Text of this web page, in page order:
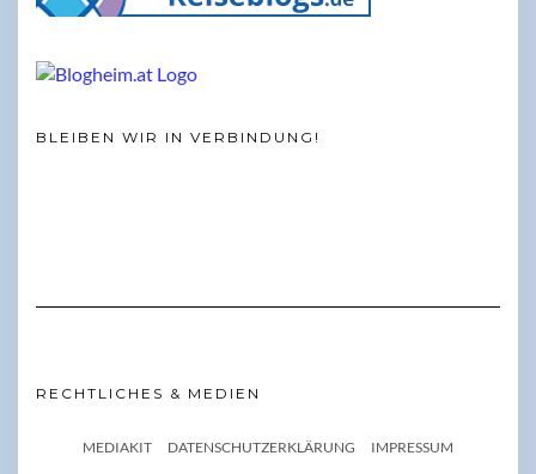
BLEIBEN WIR IN VERBINDUNG!
RECHTLICHES & MEDIEN
MEDIAKIT DATENSCHUTZERKLÄRUNG IMPRESSUM